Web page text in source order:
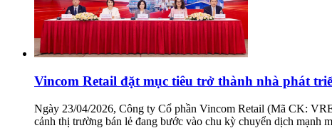
Vincom Retail đặt mục tiêu trở thành nhà phát
Ngày 23/04/2026, Công ty Cổ phần Vincom Retail (Mã CK:
cảnh thị trường bán lẻ đang bước vào chu kỳ chuyển dịch mạnh